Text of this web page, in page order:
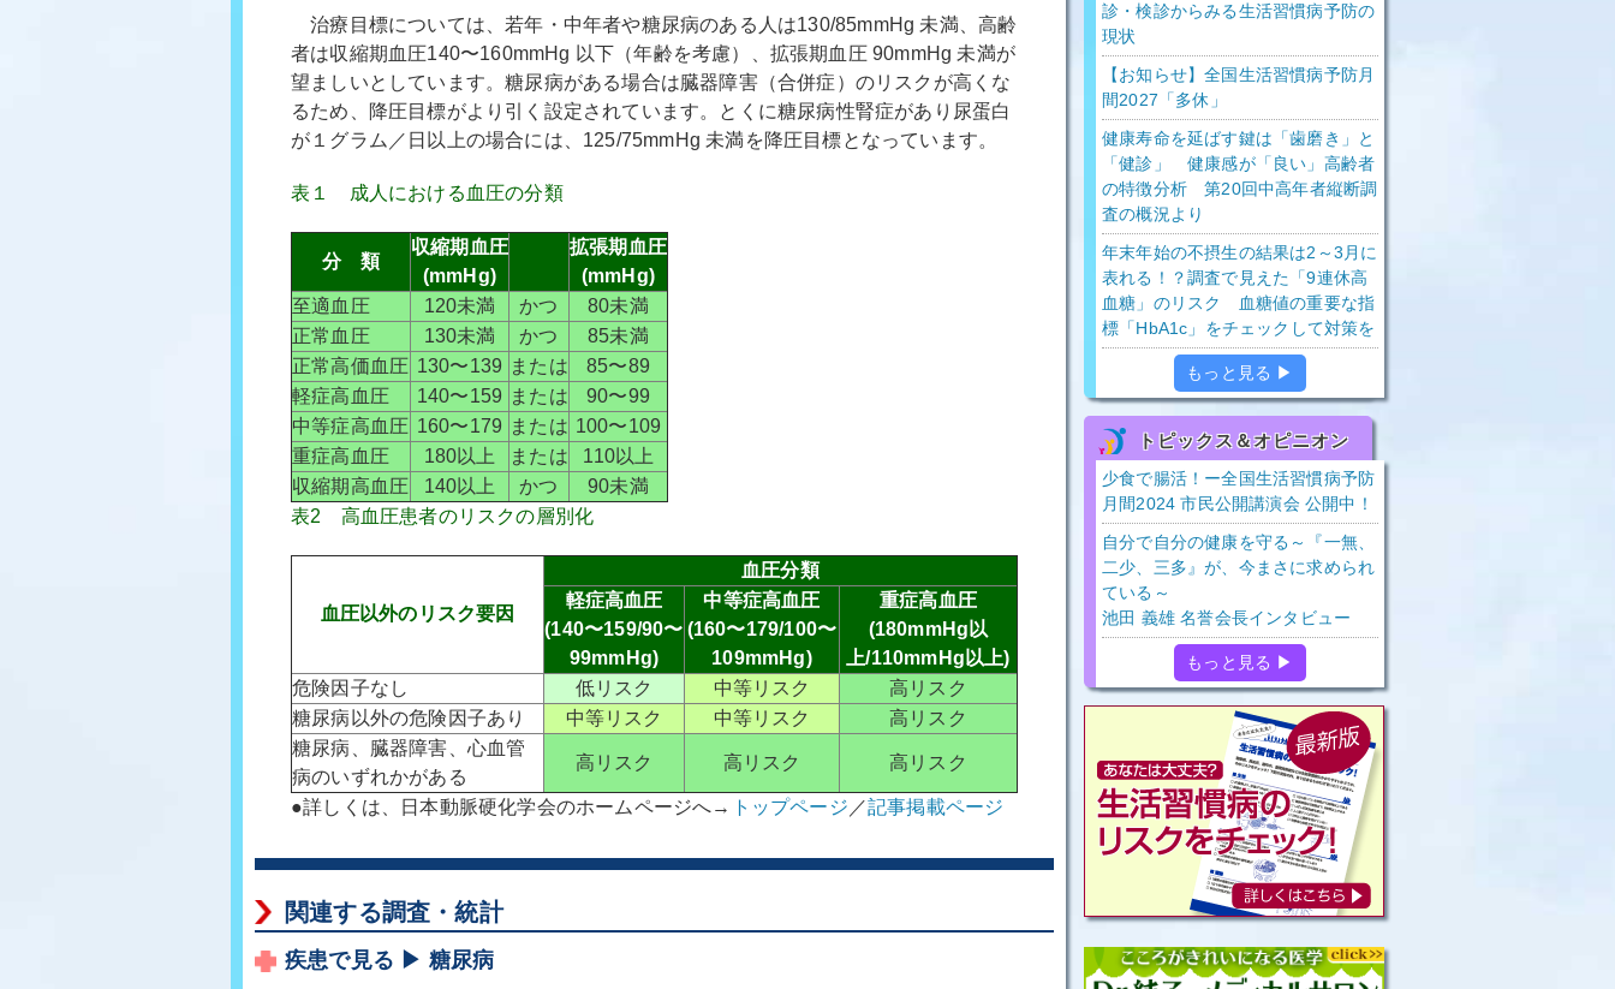
治療目標については、若年・中年者や糖尿病のある人は130/85mmHg 未満、高齢
者は収縮期血圧140〜160mmHg 以下（年齢を考慮）、拡張期血圧 90mmHg 未満が
望ましいとしています。糖尿病がある場合は臓器障害（合併症）のリスクが高くな
るため、降圧目標がより引く設定されています。とくに糖尿病性腎症があり尿蛋白
が１グラム／日以上の場合には、125/75mmHg 未満を降圧目標となっています。
表１ 成人における血圧の分類
分 類
収縮期血圧
(mmHg)
拡張期血圧
(mmHg)
至適血圧
120未満 かつ
80未満
正常血圧
130未満 かつ
85未満
正常高価血圧 130〜139 または
85〜89
軽症高血圧
140〜159 または
90〜99
中等症高血圧 160〜179 または 100〜109
重症高血圧
180以上 または
110以上
収縮期高血圧
140以上 かつ
90未満
表2 高血圧患者のリスクの層別化
血圧以外のリスク要因
血圧分類
軽症高血圧
(140〜159/90〜
99mmHg)
中等症高血圧
(160〜179/100〜
109mmHg)
重症高血圧
(180mmHg以
上/110mmHg以上)
危険因子なし
低リスク 中等リスク
高リスク
糖尿病以外の危険因子あり
中等リスク 中等リスク
高リスク
糖尿病、臓器障害、心血管
病のいずれかがある
高リスク 高リスク 高リスク
●詳しくは、日本動脈硬化学会のホームページへ→ トップページ ／記事掲載ページ
関連する調査・統計
疾患で見る ▶ 糖尿病
診・検診からみる生活習慣病予防の
現状
【お知らせ】全国生活習慣病予防月
間2027「多休」
健康寿命を延ばす鍵は「歯磨き」と
「健診」 健康感が「良い」高齢者
の特徴分析 第20回中高年者縦断調
査の概況より
年末年始の不摂生の結果は2～3月に
表れる！？調査で見えた「9連休高
血糖」のリスク 血糖値の重要な指
標「HbA1c」をチェックして対策を
もっと見る ▶
トピックス＆オピニオン
少食で腸活！ー全国生活習慣病予防
月間2024 市民公開講演会 公開中！
自分で自分の健康を守る～『一無、
二少、三多』が、今まさに求められ
ている～
池田 義雄 名誉会長インタビュー
もっと見る ▶